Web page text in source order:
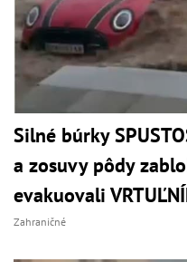
Silné búrky
a zosuvy pôdy
evakuovali
Zahraničné